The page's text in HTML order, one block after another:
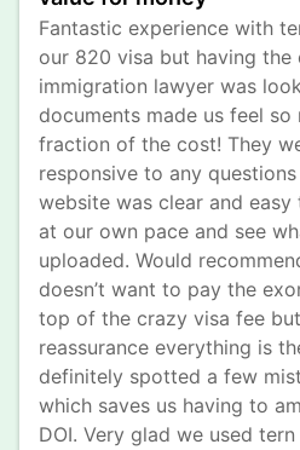
Fantastic experience with
our 820 visa but having the
immigration lawyer was
documents made us feel
fraction of the cost! They
responsive to any
website was clear and easy
at our own pace and see
uploaded. Would
doesn’t want to pay the
top of the crazy visa fee
reassurance everything is
definitely spotted a few
which saves us having to
DOI. Very glad we used